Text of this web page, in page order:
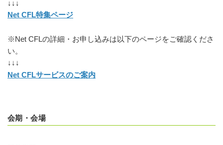
↓↓↓
Net CFL特集ページ
※Net CFLの詳細・お申し込みは以下のページをご確認くださ
い。
↓↓↓
Net CFLサービスのご案内
会期・会場